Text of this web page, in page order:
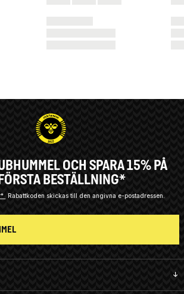
OCH SPARA 15% PÅ
BESTÄLLNING*
Rabattkoden skickas till den angivna e-postadressen.